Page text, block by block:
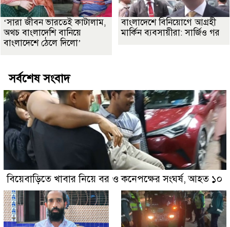
‘সারা জীবন ভারতেই কাটালাম,
অথচ বাংলাদেশি বানিয়ে
বাংলাদেশে ঠেলে দিলো’
বাংলাদেশে বিনিয়োগে আগ্রহী
মার্কিন ব্যবসায়ীরা: সার্জিও গর
সর্বশেষ সংবাদ
বিয়েবাড়িতে খাবার নিয়ে বর ও কনেপক্ষের সংঘর্ষ, আহত ১০